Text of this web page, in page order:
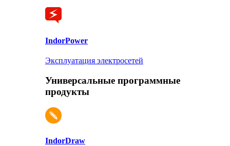
IndorPower
Эксплуатация электросетей
Универсальные программные
продукты
IndorDraw